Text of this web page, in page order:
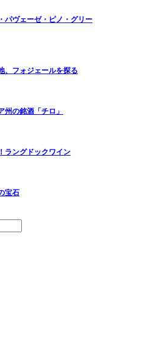
パヴェーゼ・ピノ・グリー
、フォジェールを探る
州の銘酒「チロ」
ラングドックワイン
宝石